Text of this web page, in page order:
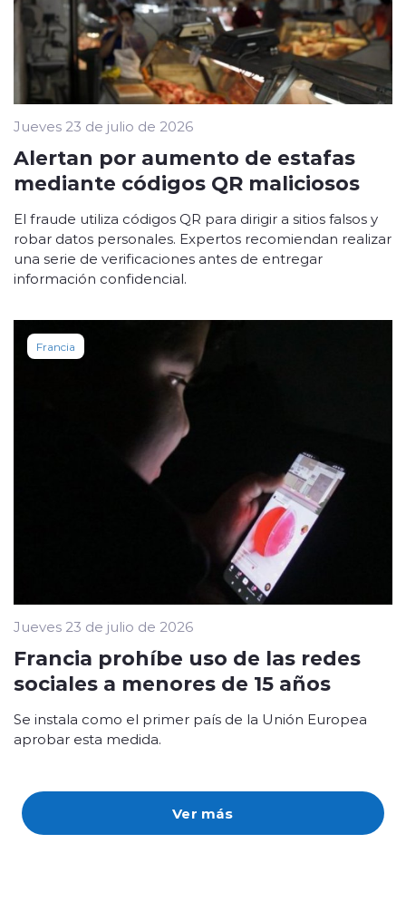
Ver más
Jueves 23 de julio de 2026
Alertan por aumento de estafas
mediante códigos QR maliciosos
El fraude utiliza códigos QR para dirigir a sitios falsos y
robar datos personales. Expertos recomiendan realizar
una serie de verificaciones antes de entregar
información confidencial.
Francia
Jueves 23 de julio de 2026
Francia prohíbe uso de las redes
sociales a menores de 15 años
Se instala como el primer país de la Unión Europea
aprobar esta medida.